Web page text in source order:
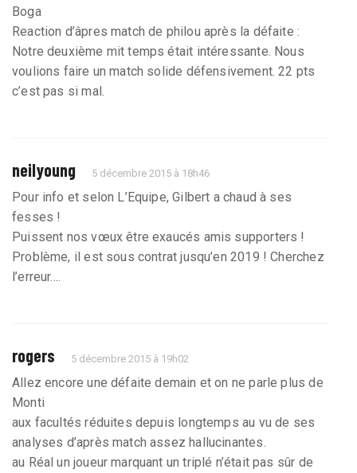
Boga
Reaction d’âpres match de philou après la défaite :
Notre deuxième mit temps était intéressante. Nous
voulions faire un match solide défensivement. 22 pts
c’est pas si mal.
neilyoung 5 décembre 2015 à 18h46
Pour info et selon L’Equipe, Gilbert a chaud à ses
fesses !
Puissent nos vœux être exaucés amis supporters !
Problème, il est sous contrat jusqu’en 2019 ! Cherchez
l’erreur....
rogers 5 décembre 2015 à 19h02
Allez encore une défaite demain et on ne parle plus de
Monti
aux facultés réduites depuis longtemps au vu de ses
analyses d’après match assez hallucinantes.
au Réal un joueur marquant un triplé n’était pas sûr de